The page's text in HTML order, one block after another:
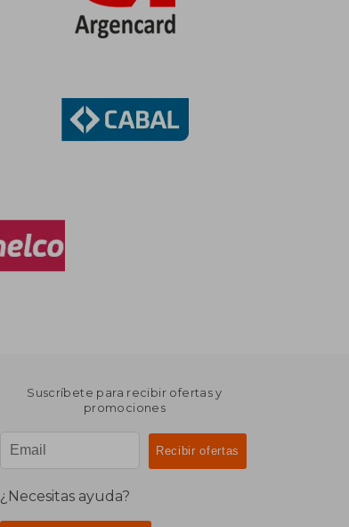
Suscríbete para recibir ofertas y
promociones
¿Necesitas ayuda?